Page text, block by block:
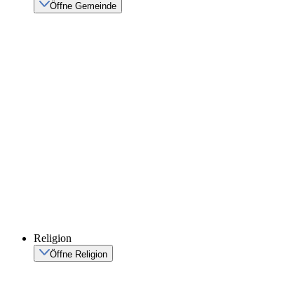
Öffne Gemeinde
Religion
Öffne Religion